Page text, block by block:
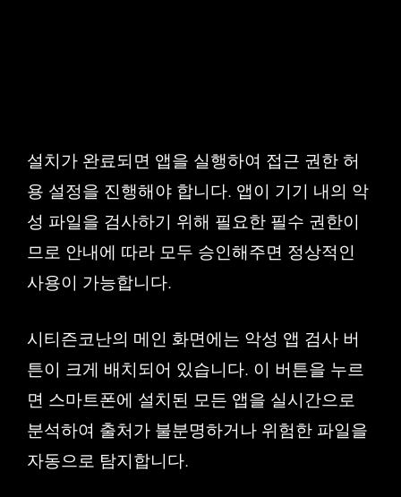
설치가 완료되면 앱을 실행하여 접근 권한 허
용 설정을 진행해야 합니다. 앱이 기기 내의 악
성 파일을 검사하기 위해 필요한 필수 권한이
므로 안내에 따라 모두 승인해주면 정상적인
사용이 가능합니다.
시티즌코난의 메인 화면에는 악성 앱 검사 버
튼이 크게 배치되어 있습니다. 이 버튼을 누르
면 스마트폰에 설치된 모든 앱을 실시간으로
분석하여 출처가 불분명하거나 위험한 파일을
자동으로 탐지합니다.